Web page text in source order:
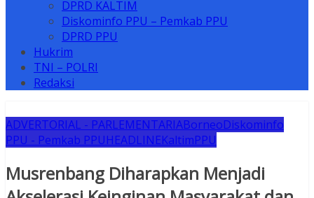
DPRD KALTIM
Diskominfo PPU – Pemkab PPU
DPRD PPU
Hukrim
TNI – POLRI
Redaksi
ADVERTORIAL - PARLEMENTARIABorneoDiskominfo
PPU - Pemkab PPUHEADLINEKaltimPPU
Musrenbang Diharapkan Menjadi